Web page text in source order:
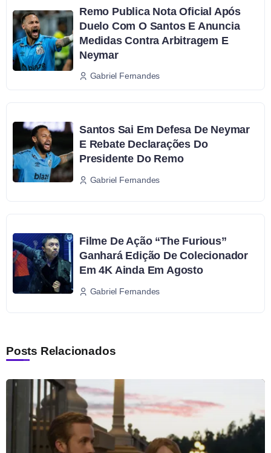
Remo Publica Nota Oficial Após
Duelo Com O Santos E Anuncia
Medidas Contra Arbitragem E
Neymar
Gabriel Fernandes
Santos Sai Em Defesa De Neymar
E Rebate Declarações Do
Presidente Do Remo
Gabriel Fernandes
Filme De Ação “The Furious”
Ganhará Edição De Colecionador
Em 4K Ainda Em Agosto
Gabriel Fernandes
Posts Relacionados